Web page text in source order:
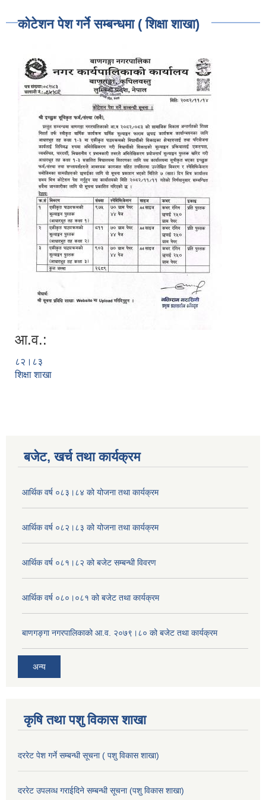
कोटेशन पेश गर्ने सम्बन्धमा ( शिक्षा शाखा)
आ.व.:
८२।८३
शिक्षा शाखा
बजेट, खर्च तथा कार्यक्रम
आर्थिक वर्ष ०८३।८४ को योजना तथा कार्यक्रम
आर्थिक वर्ष ०८२।८३ को योजना तथा कार्यक्रम
आर्थिक वर्ष ०८१।८२ को बजेट सम्बन्धी विवरण
आर्थिक वर्ष ०८०।०८१ को बजेट तथा कार्यक्रम
बाणगङ्गा नगरपालिकाको आ.व. २०७९।८० को बजेट तथा कार्यक्रम
अन्य
कृषि तथा पशु विकास शाखा
दररेट पेश गर्ने सम्बन्धी सूचना ( पशु विकास शाखा)
दररेट उपलव्ध गराईदिने सम्बन्धी सूचना (पशु विकास शाखा)